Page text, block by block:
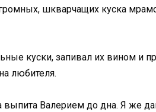
шкварчащих куска
куски, запивал их вином и
любителя.
выпита Валерием до дна. Я же